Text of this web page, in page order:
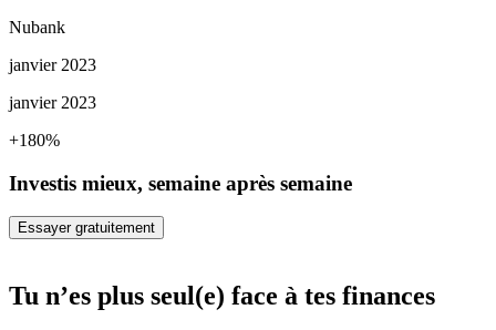
Nubank
janvier 2023
janvier 2023
+180%
Investis mieux, semaine après semaine
Essayer gratuitement
Tu n’es plus seul(e) face à tes finances